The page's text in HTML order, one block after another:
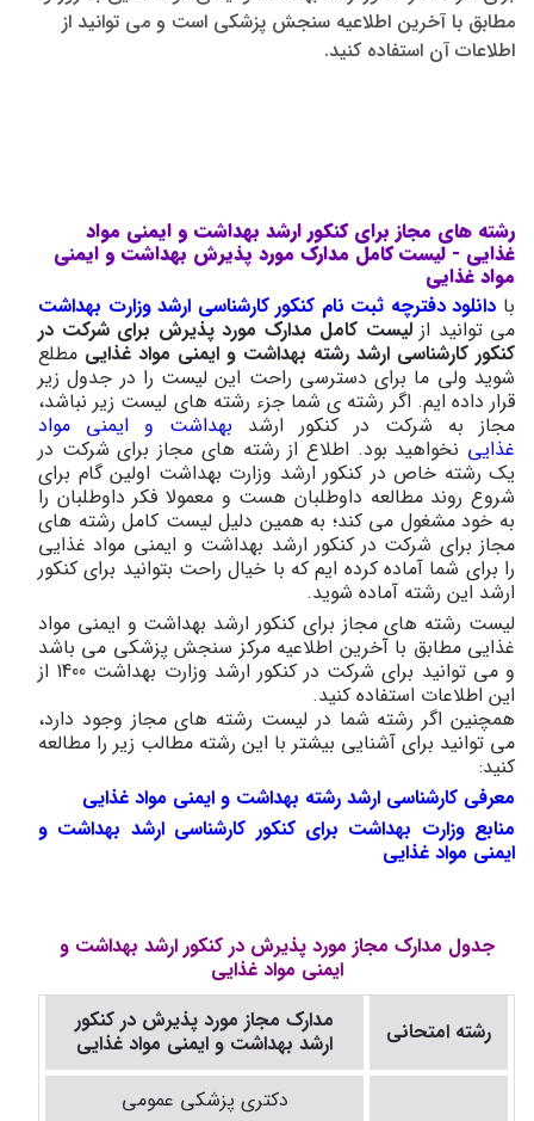
مطابق با آخرین اطلاعیه سنجش پزشکی است و می توانید از
اطلاعات آن استفاده کنید.
رشته های مجاز برای کنکور ارشد بهداشت و ایمنی مواد
غذایی - لیست کامل مدارک مورد پذیرش بهداشت و ایمنی
مواد غذایی
با دانلود دفترچه ثبت نام کنکور کارشناسی ارشد وزارت بهداشت
می توانید ازلیست کامل مدارک مورد پذیرش برای شرکت در
کنکور کارشناسی ارشد رشته بهداشت و ایمنی مواد غذایی مطلع
شوید ولی ما برای دسترسی راحت این لیست را در جدول زیر
قرار داده ایم. اگر رشته ی شما جزء رشته های لیست زیر نباشد،
مجاز به شرکت در کنکور ارشد بهداشت و ایمنی مواد
غذایی نخواهید بود. اطلاع از رشته های مجاز برای شرکت در
یک رشته خاص در کنکور ارشد وزارت بهداشت اولین گام برای
شروع روند مطالعه داوطلبان هست و معمولا فکر داوطلبان را
به خود مشغول می کند؛ به همین دلیل لیست کامل رشته های
مجاز برای شرکت در کنکور ارشد بهداشت و ایمنی مواد غذایی
را برای شما آماده کرده ایم که با خیال راحت بتوانید برای کنکور
ارشد این رشته آماده شوید.
لیست رشته های مجاز برای کنکور ارشد بهداشت و ایمنی مواد
غذایی مطابق با آخرین اطلاعیه مرکز سنجش پزشکی می باشد
و می توانید برای شرکت در کنکور ارشد وزارت بهداشت 1400 از
این اطلاعات استفاده کنید.
همچنین اگر رشته شما در لیست رشته های مجاز وجود دارد،
می توانید برای آشنایی بیشتر با این رشته مطالب زیر را مطالعه
کنید:
معرفی کارشناسی ارشد رشته بهداشت و ایمنی مواد غذایی
منابع وزارت بهداشت برای کنکور کارشناسی ارشد بهداشت و
ایمنی مواد غذایی​
جدول مدارک مجاز مورد پذیرش در کنکور ارشد بهداشت و
ایمنی مواد غذایی
رشته امتحانی مدارک مجاز مورد پذیرش در کنکور
ارشد بهداشت و ایمنی مواد غذایی
دکتری پزشکی عمومی